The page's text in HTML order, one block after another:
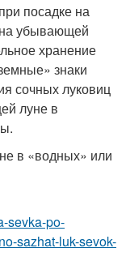
посадке на
убывающей
хранение
знаки
сочных луковиц
луне в
в «водных» или
sevka-po-
sazhat-luk-sevok-